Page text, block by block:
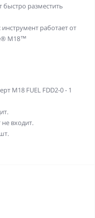
быстро разместить
работает от
M18™
M18 FUEL FDD2-0 - 1
входит.